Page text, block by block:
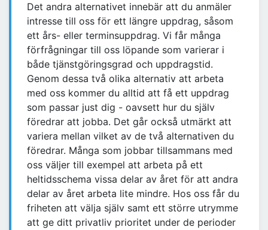
Det andra alternativet innebär att du anmäler
intresse till oss för ett längre uppdrag, såsom
ett års- eller terminsuppdrag. Vi får många
förfrågningar till oss löpande som varierar i
både tjänstgöringsgrad och uppdragstid.
Genom dessa två olika alternativ att arbeta
med oss kommer du alltid att få ett uppdrag
som passar just dig - oavsett hur du själv
föredrar att jobba. Det går också utmärkt att
variera mellan vilket av de två alternativen du
föredrar. Många som jobbar tillsammans med
oss väljer till exempel att arbeta på ett
heltidsschema vissa delar av året för att andra
delar av året arbeta lite mindre. Hos oss får du
friheten att välja själv samt ett större utrymme
att ge ditt privatliv prioritet under de perioder